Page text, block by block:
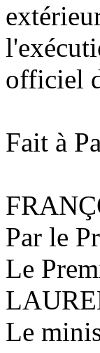
officiel
Fait à
Par le
Le
Le